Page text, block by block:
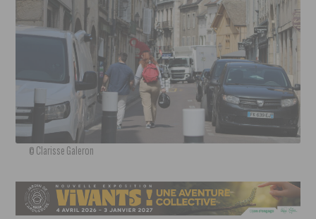
© Clarisse Galeron